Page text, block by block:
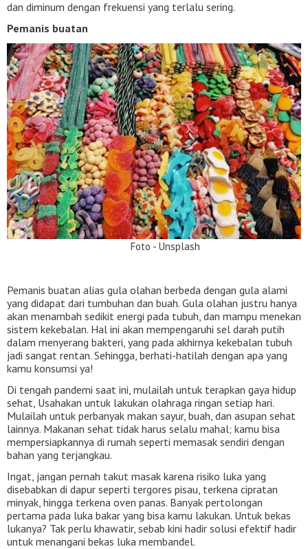
dan diminum dengan frekuensi yang terlalu sering.
Pemanis buatan
Foto - Unsplash
Pemanis buatan alias gula olahan berbeda dengan gula alami
yang didapat dari tumbuhan dan buah. Gula olahan justru hanya
akan menambah sedikit energi pada tubuh, dan mampu menekan
sistem kekebalan. Hal ini akan mempengaruhi sel darah putih
dalam menyerang bakteri, yang pada akhirnya kekebalan tubuh
jadi sangat rentan. Sehingga, berhati-hatilah dengan apa yang
kamu konsumsi ya!
Di tengah pandemi saat ini, mulailah untuk terapkan gaya hidup
sehat, Usahakan untuk lakukan olahraga ringan setiap hari.
Mulailah untuk perbanyak makan sayur, buah, dan asupan sehat
lainnya. Makanan sehat tidak harus selalu mahal; kamu bisa
mempersiapkannya di rumah seperti memasak sendiri dengan
bahan yang terjangkau.
Ingat, jangan pernah takut masak karena risiko luka yang
disebabkan di dapur seperti tergores pisau, terkena cipratan
minyak, hingga terkena oven panas. Banyak pertolongan
pertama pada luka bakar yang bisa kamu lakukan. Untuk bekas
lukanya? Tak perlu khawatir, sebab kini hadir solusi efektif hadir
untuk menangani bekas luka membandel.